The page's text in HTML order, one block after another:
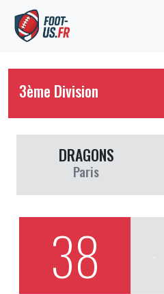
3ème Division
DRAGONS
Paris
38